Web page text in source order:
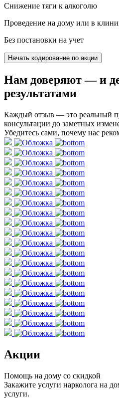
Снижение тяги к алкоголю
Проведение на дому или в
Без постановки на учет
Начать кодирование по акции
Нам доверяют— и
результатами
Каждый отзыв — это реальный
консультации до заметных
Убедитесь сами, почему нас
Акции
Помощь на дому со скидкой
Закажите услуги нарколога на
услуги.